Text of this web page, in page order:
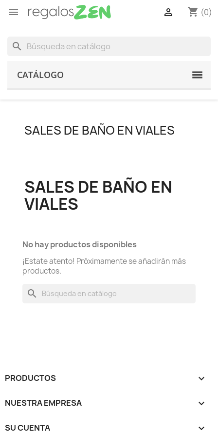
 shopping_cart (0)

search
CATÁLOGO
SALES DE BAÑO EN VIALES
SALES DE BAÑO EN
VIALES
No hay productos disponibles
¡Estate atento! Próximamente se añadirán más
productos.
search
PRODUCTOS 
NUESTRA EMPRESA 
SU CUENTA 